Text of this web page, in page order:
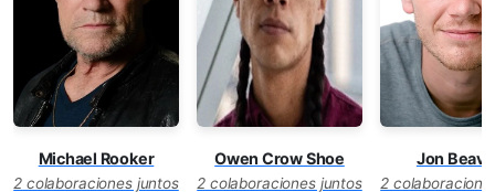
Michael Rooker
2 colaboraciones juntos
Owen Crow Shoe
2 colaboraciones juntos
Jon
2